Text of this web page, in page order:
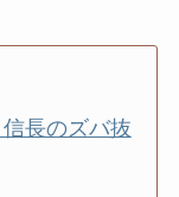
長のズバ抜